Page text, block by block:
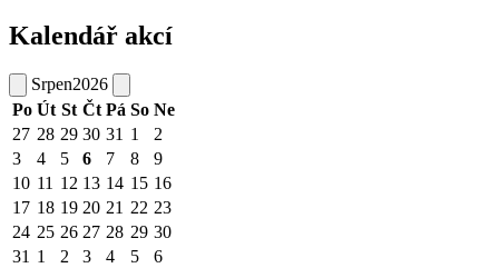
Kalendář akcí
Srpen2026
Po Út St Čt Pá So Ne
27 28 29 30 31 1
2
3
4 5 6 7 8
9
10 11 12 13 14 15 16
17 18 19 20 21 22 23
24 25 26 27 28 29 30
31 1 2 3 4 5 6